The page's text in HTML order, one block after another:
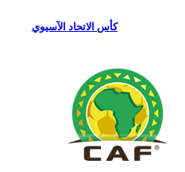
كأس الاتحاد الآسيوي